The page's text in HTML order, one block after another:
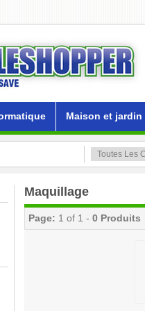
Maison et jardin
Maquillage
Page: 1 of 1 - 0 Produits